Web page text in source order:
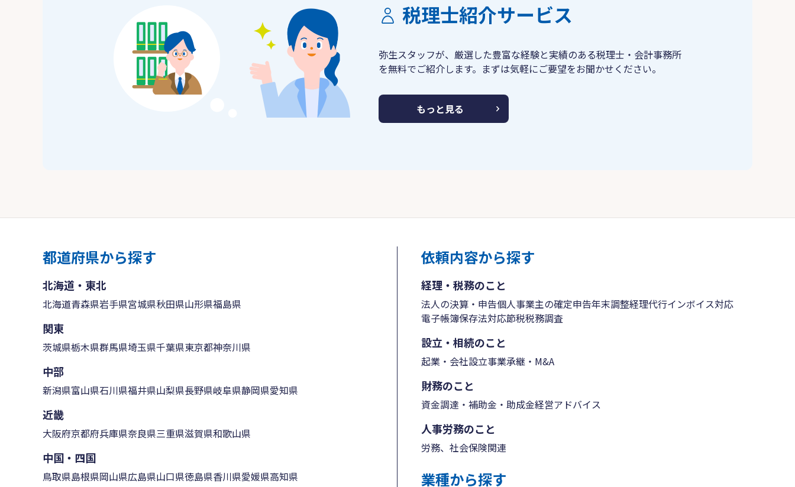
税理士紹介サービス
弥生スタッフが、厳選した豊富な経験と実績のある税理士・会計事務所
を無料でご紹介します。まずは気軽にご要望をお聞かせください。
もっと見る
都道府県から探す
北海道・東北
北海道青森県岩手県宮城県秋田県山形県福島県
関東
茨城県栃木県群馬県埼玉県千葉県東京都神奈川県
中部
新潟県富山県石川県福井県山梨県長野県岐阜県静岡県愛知県
近畿
大阪府京都府兵庫県奈良県三重県滋賀県和歌山県
中国・四国
鳥取県島根県岡山県広島県山口県徳島県香川県愛媛県高知県
依頼内容から探す
経理・税務のこと
法人の決算・申告個人事業主の確定申告年末調整経理代行インボイス対応
電子帳簿保存法対応節税税務調査
設立・相続のこと
起業・会社設立事業承継・M&A
財務のこと
資金調達・補助金・助成金経営アドバイス
人事労務のこと
労務、社会保険関連
業種から探す